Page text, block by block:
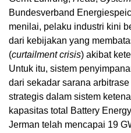
Bundesverband
menilai, pelaku industri kini
dari kebijakan yang
(curtailment crisis) akibat
Untuk itu, sistem
dari sekadar sarana
strategis dalam sistem
kapasitas total Battery
Jerman telah mencapai 19